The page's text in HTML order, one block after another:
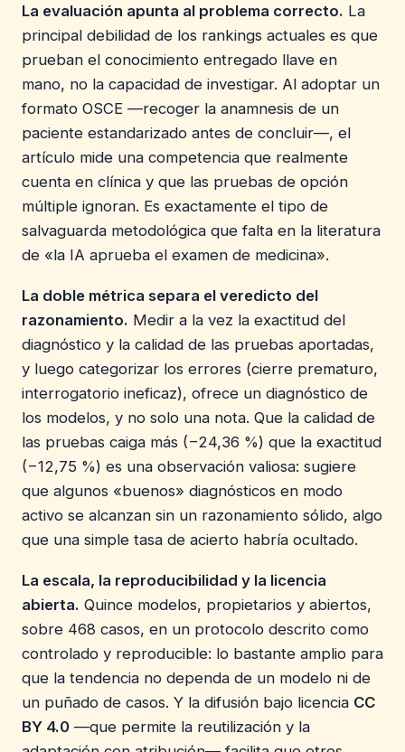
La evaluación apunta al problema correcto. La
principal debilidad de los rankings actuales es que
prueban el conocimiento entregado llave en
mano, no la capacidad de investigar. Al adoptar un
formato OSCE —recoger la anamnesis de un
paciente estandarizado antes de concluir—, el
artículo mide una competencia que realmente
cuenta en clínica y que las pruebas de opción
múltiple ignoran. Es exactamente el tipo de
salvaguarda metodológica que falta en la literatura
de «la IA aprueba el examen de medicina».
La doble métrica separa el veredicto del
razonamiento. Medir a la vez la exactitud del
diagnóstico y la calidad de las pruebas aportadas,
y luego categorizar los errores (cierre prematuro,
interrogatorio ineficaz), ofrece un diagnóstico de
los modelos, y no solo una nota. Que la calidad de
las pruebas caiga más (−24,36 %) que la exactitud
(−12,75 %) es una observación valiosa: sugiere
que algunos «buenos» diagnósticos en modo
activo se alcanzan sin un razonamiento sólido, algo
que una simple tasa de acierto habría ocultado.
La escala, la reproducibilidad y la licencia
abierta. Quince modelos, propietarios y abiertos,
sobre 468 casos, en un protocolo descrito como
controlado y reproducible: lo bastante amplio para
que la tendencia no dependa de un modelo ni de
un puñado de casos. Y la difusión bajo licencia CC
BY 4.0 —que permite la reutilización y la